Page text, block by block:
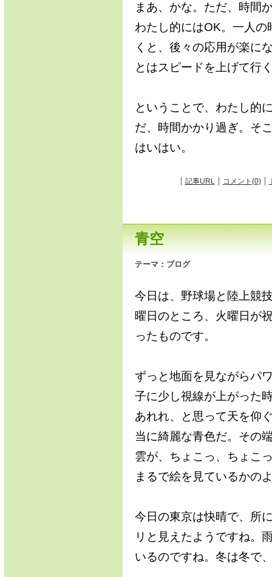
まあ、かな。ただ、時間
わたし的にはOK。一人
くと、後々の応用が楽に
とはスピードを上げて行
ということで、わたし的
だ、時間かかり過ぎ。そ
はいはい。
記事URL コメント(0)
青空
テーマ： ブログ
今日は、野球場と陸上競
曜日のところ、火曜日が
ったものです。
ずっと地面を見ながらパ
子に少し視線が上がった
あれれ、と思って天を仰
当に綺麗な青色だ。その
雲が、ちょこっ、ちょこ
まるで絵を見ているかの
今日の東京は快晴で、所
リと見えたようですね。
いるのですね。冬は冬で